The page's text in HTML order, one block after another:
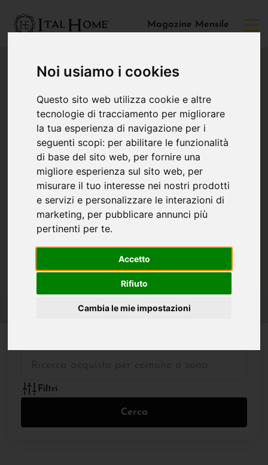
Noi usiamo i cookies
Questo sito web utilizza cookie e altre
tecnologie di tracciamento per migliorare
la tua esperienza di navigazione per i
seguenti scopi: per abilitare le funzionalità
di base del sito web, per fornire una
migliore esperienza sul sito web, per
misurare il tuo interesse nei nostri prodotti
e servizi e personalizzare le interazioni di
marketing, per pubblicare annunci più
pertinenti per te.
Accetto
Rifiuto
Cambia le mie impostazioni
Magazine Mensile
Filtri
Cerca